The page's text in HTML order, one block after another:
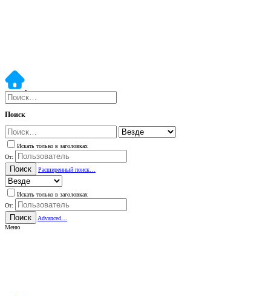
Поиск
Искать только в заголовках
От:
Поиск Расширенный поиск…
Искать только в заголовках
От:
Поиск
Advanced…
Меню